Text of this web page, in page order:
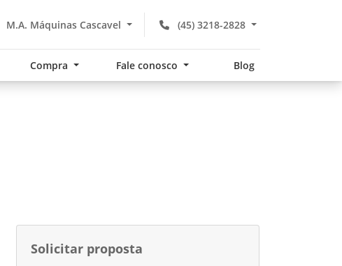
(45) 3218-2828
M.A. Máquinas Cascavel
Compra Fale conosco Blog
Solicitar proposta